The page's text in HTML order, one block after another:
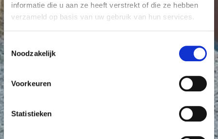
informatie die u aan ze heeft verstrekt of die ze hebben
verzameld op basis van uw gebruik van hun services.
Noodzakelijk
Voorkeuren
Statistieken